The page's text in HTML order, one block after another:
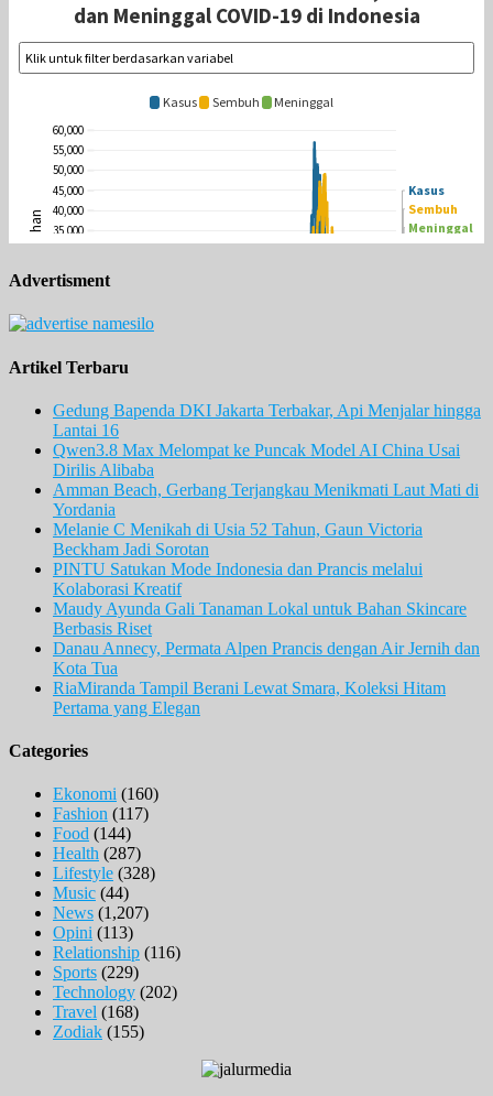
Advertisment
Artikel Terbaru
Gedung Bapenda DKI Jakarta Terbakar, Api Menjalar hingga
Lantai 16
Qwen3.8 Max Melompat ke Puncak Model AI China Usai
Dirilis Alibaba
Amman Beach, Gerbang Terjangkau Menikmati Laut Mati di
Yordania
Melanie C Menikah di Usia 52 Tahun, Gaun Victoria
Beckham Jadi Sorotan
PINTU Satukan Mode Indonesia dan Prancis melalui
Kolaborasi Kreatif
Maudy Ayunda Gali Tanaman Lokal untuk Bahan Skincare
Berbasis Riset
Danau Annecy, Permata Alpen Prancis dengan Air Jernih dan
Kota Tua
RiaMiranda Tampil Berani Lewat Smara, Koleksi Hitam
Pertama yang Elegan
Categories
Ekonomi (160)
Fashion (117)
Food (144)
Health (287)
Lifestyle (328)
Music (44)
News (1,207)
Opini (113)
Relationship (116)
Sports (229)
Technology (202)
Travel (168)
Zodiak (155)